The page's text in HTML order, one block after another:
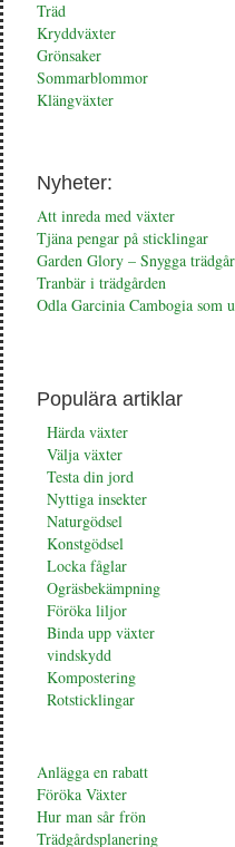
Träd
Kryddväxter
Grönsaker
Sommarblommor
Klängväxter
Nyheter:
Att inreda med växter
Tjäna pengar på sticklingar
Garden Glory – Snygga
Tranbär i trädgården
Odla Garcinia Cambogia som
Populära artiklar
Härda växter
Välja växter
Testa din jord
Nyttiga insekter
Naturgödsel
Konstgödsel
Locka fåglar
Ogräsbekämpning
Föröka liljor
Binda upp växter
vindskydd
Kompostering
Rotsticklingar
Anlägga en rabatt
Föröka Växter
Hur man sår frön
Trädgårdsplanering